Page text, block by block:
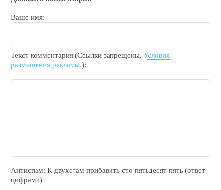
Ваше имя:
Текст комментария (Ссылки запрещены.Условия
размещения рекламы.):
Антиспам: К двухcтам прибавить cто пятьдecят пять (ответ
цифрами)